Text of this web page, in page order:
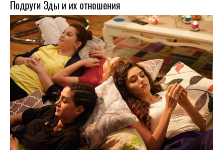
Подруги Эды и их отношения